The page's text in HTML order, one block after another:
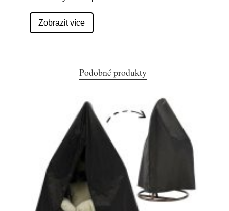
Zobrazit více
Podobné produkty